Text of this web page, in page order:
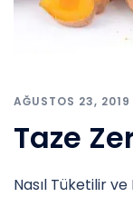
AĞUSTOS 23, 2019
Taze
Nasıl Tüketilir